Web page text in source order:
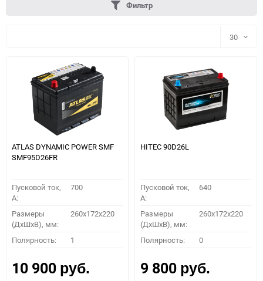
ПОДОБРАТЬ
Как определить полярность?
Фильтр
30
60
90
ATLAS DYNAMIC POWER SMF
SMF95D26FR
Пусковой ток,
A:
700
Размеры
(ДхШхВ), мм:
260x172x220
Полярность: 1
10 900 руб.
HITEC 90D26L
Пусковой ток,
A:
640
Размеры
(ДхШхВ), мм:
260x172x220
Полярность: 0
9 800 руб.